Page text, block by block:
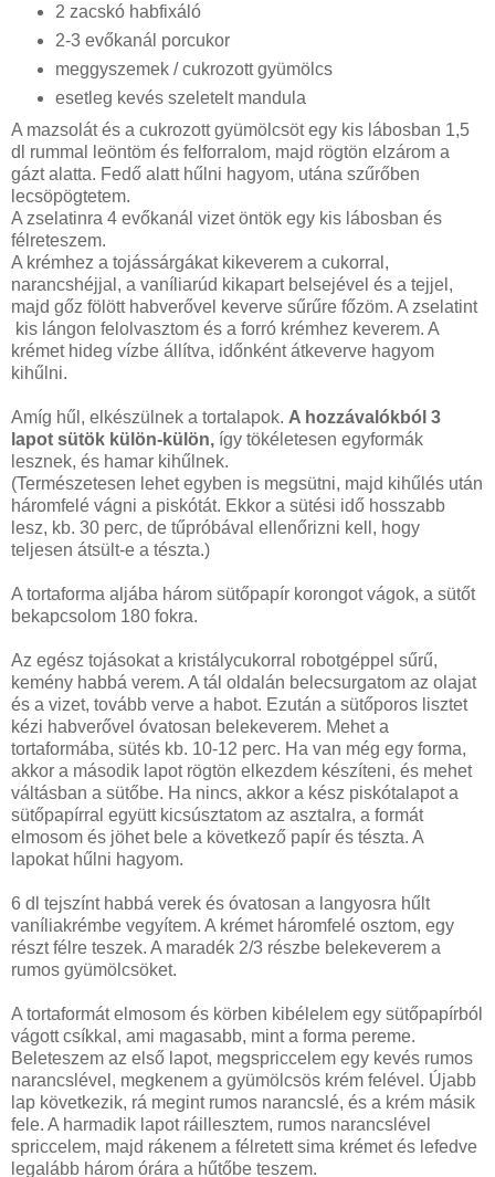
2 zacskó habfixáló
2-3 evőkanál porcukor
meggyszemek / cukrozott gyümölcs
esetleg kevés szeletelt mandula
A mazsolát és a cukrozott gyümölcsöt egy kis lábosban 1,5
dl rummal leöntöm és felforralom, majd rögtön elzárom a
gázt alatta. Fedő alatt hűlni hagyom, utána szűrőben
lecsöpögtetem.
A zselatinra 4 evőkanál vizet öntök egy kis lábosban és
félreteszem.
A krémhez a tojássárgákat kikeverem a cukorral,
narancshéjjal, a vaníliarúd kikapart belsejével és a tejjel,
majd gőz fölött habverővel keverve sűrűre főzöm. A zselatint
kis lángon felolvasztom és a forró krémhez keverem. A
krémet hideg vízbe állítva, időnként átkeverve hagyom
kihűlni.
Amíg hűl, elkészülnek a tortalapok. A hozzávalókból 3
lapot sütök külön-külön, így tökéletesen egyformák
lesznek, és hamar kihűlnek.
(Természetesen lehet egyben is megsütni, majd kihűlés után
háromfelé vágni a piskótát. Ekkor a sütési idő hosszabb
lesz, kb. 30 perc, de tűpróbával ellenőrizni kell, hogy
teljesen átsült-e a tészta.)
A tortaforma aljába három sütőpapír korongot vágok, a sütőt
bekapcsolom 180 fokra.
Az egész tojásokat a kristálycukorral robotgéppel sűrű,
kemény habbá verem. A tál oldalán belecsurgatom az olajat
és a vizet, tovább verve a habot. Ezután a sütőporos lisztet
kézi habverővel óvatosan belekeverem. Mehet a
tortaformába, sütés kb. 10-12 perc. Ha van még egy forma,
akkor a második lapot rögtön elkezdem készíteni, és mehet
váltásban a sütőbe. Ha nincs, akkor a kész piskótalapot a
sütőpapírral együtt kicsúsztatom az asztalra, a formát
elmosom és jöhet bele a következő papír és tészta. A
lapokat hűlni hagyom.
6 dl tejszínt habbá verek és óvatosan a langyosra hűlt
vaníliakrémbe vegyítem. A krémet háromfelé osztom, egy
részt félre teszek. A maradék 2/3 részbe belekeverem a
rumos gyümölcsöket.
A tortaformát elmosom és körben kibélelem egy sütőpapírból
vágott csíkkal, ami magasabb, mint a forma pereme.
Beleteszem az első lapot, megspriccelem egy kevés rumos
narancslével, megkenem a gyümölcsös krém felével. Újabb
lap következik, rá megint rumos narancslé, és a krém másik
fele. A harmadik lapot ráillesztem, rumos narancslével
spriccelem, majd rákenem a félretett sima krémet és lefedve
legalább három órára a hűtőbe teszem.